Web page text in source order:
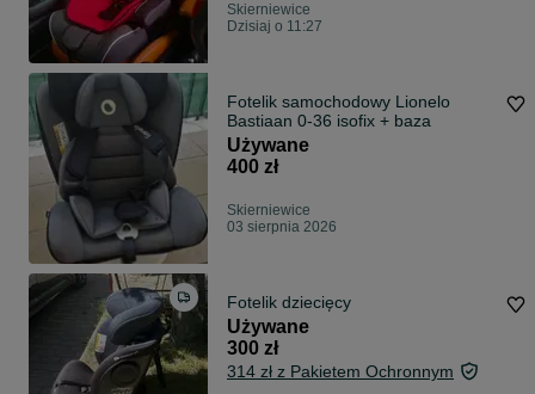
Skierniewice
Dzisiaj o 11:27
Fotelik samochodowy Lionelo
Bastiaan 0-36 isofix + baza
Używane
400 zł
Skierniewice
03 sierpnia 2026
Fotelik dziecięcy
Używane
300 zł
314 zł z Pakietem Ochronnym